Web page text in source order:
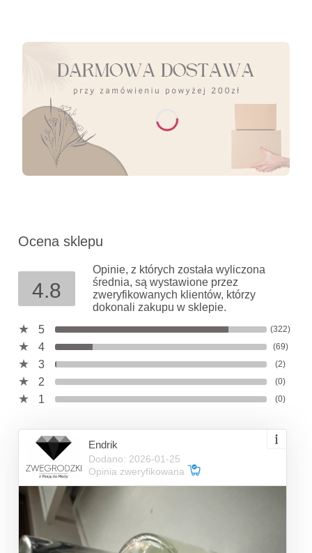
Ocena sklepu
4.8
Opinie, z których została wyliczona
średnia, są wystawione przez
zweryfikowanych klientów, którzy
dokonali zakupu w sklepie.
5
(322)
4 (69)
3 (2)
2 (0)
1 (0)
Endrik
Dodano: 2026-01-25
Opinia zweryfikowana